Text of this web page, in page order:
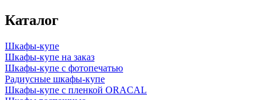
Каталог
Шкафы-купе
Шкафы-купе на заказ
Шкафы-купе с фотопечатью
Радиусные шкафы-купе
Шкафы-купе с пленкой ORACAL